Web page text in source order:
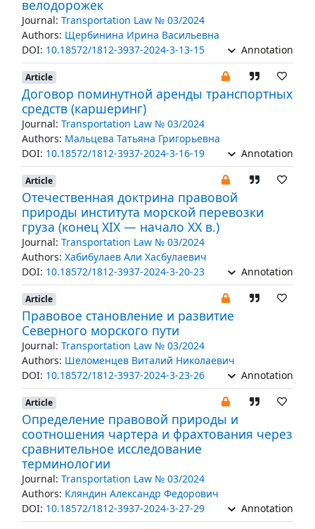
велодорожек
Journal: Transportation Law № 03/2024
Authors: Щербинина Ирина Васильевна
DOI: 10.18572/1812-3937-2024-3-13-15 Annotation
Article
Договор поминутной аренды транспортных
средств (каршеринг)
Journal: Transportation Law № 03/2024
Authors: Мальцева Татьяна Григорьевна
DOI: 10.18572/1812-3937-2024-3-16-19 Annotation
Article
Отечественная доктрина правовой
природы института морской перевозки
груза (конец XIX — начало XX в.)
Journal: Transportation Law № 03/2024
Authors: Хабибулаев Али Хасбулаевич
DOI: 10.18572/1812-3937-2024-3-20-23 Annotation
Article
Правовое становление и развитие
Северного морского пути
Journal: Transportation Law № 03/2024
Authors: Шеломенцев Виталий Николаевич
DOI: 10.18572/1812-3937-2024-3-23-26 Annotation
Article
Определение правовой природы и
соотношения чартера и фрахтования через
сравнительное исследование
терминологии
Journal: Transportation Law № 03/2024
Authors: Кляндин Александр Федорович
DOI: 10.18572/1812-3937-2024-3-27-29 Annotation